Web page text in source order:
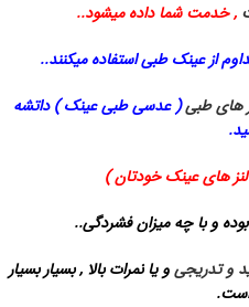
, خدمت شما داده میشود..
از عینک طبی استفاده میکنند..
های طبی( عدسی طبی عینک ) داتشه
های عینک خودتان )
و با چه میزان فشردگی..
و تدریجیو یا نمرات بالا , بسیار بسیار